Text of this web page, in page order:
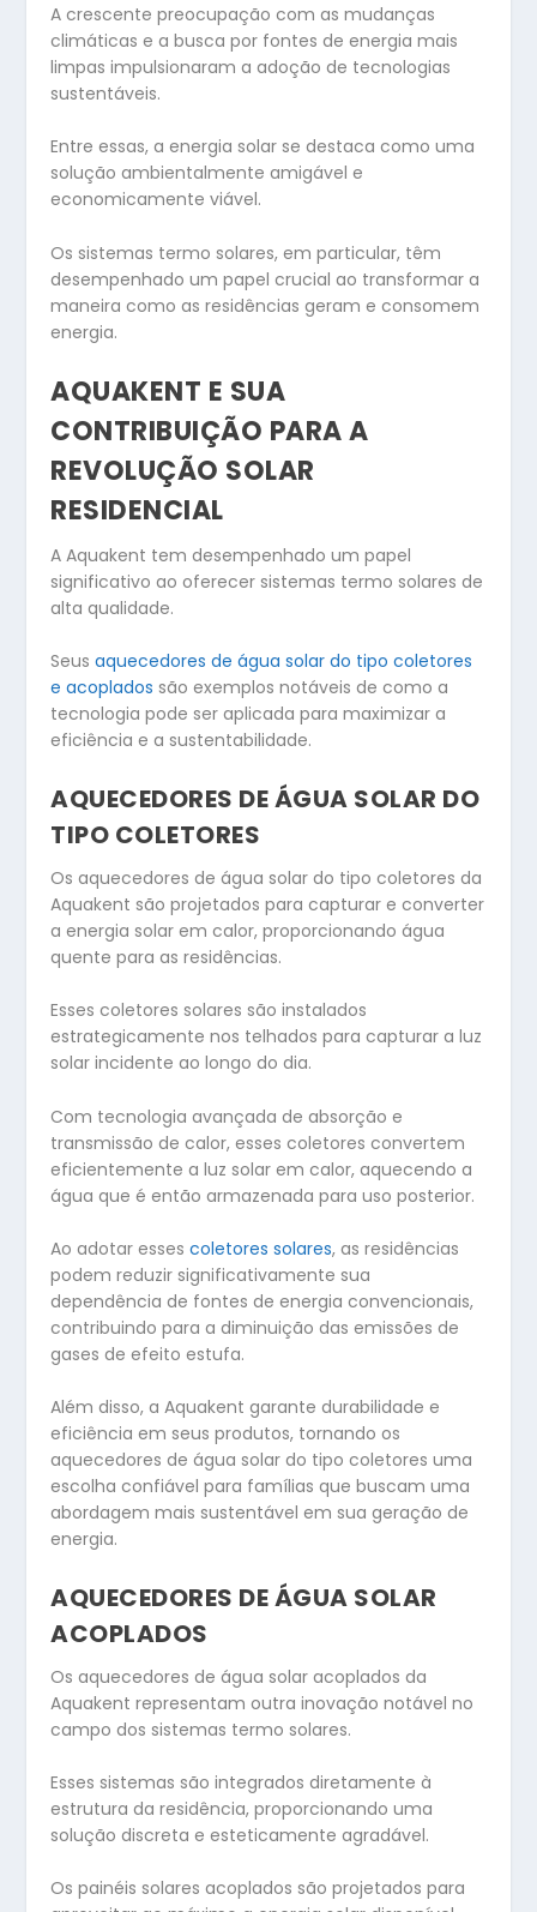
A crescente preocupação com as mudanças
climáticas e a busca por fontes de energia mais
limpas impulsionaram a adoção de tecnologias
sustentáveis.
Entre essas, a energia solar se destaca como uma
solução ambientalmente amigável e
economicamente viável.
Os sistemas termo solares, em particular, têm
desempenhado um papel crucial ao transformar a
maneira como as residências geram e consomem
energia.
AQUAKENT E SUA
CONTRIBUIÇÃO PARA A
REVOLUÇÃO SOLAR
RESIDENCIAL
A Aquakent tem desempenhado um papel
significativo ao oferecer sistemas termo solares de
alta qualidade.
Seusaquecedores de água solar do tipo coletores
e acoplados são exemplos notáveis de como a
tecnologia pode ser aplicada para maximizar a
eficiência e a sustentabilidade.
AQUECEDORES DE ÁGUA SOLAR DO
TIPO COLETORES
Os aquecedores de água solar do tipo coletores da
Aquakent são projetados para capturar e converter
a energia solar em calor, proporcionando água
quente para as residências.
Esses coletores solares são instalados
estrategicamente nos telhados para capturar a luz
solar incidente ao longo do dia.
Com tecnologia avançada de absorção e
transmissão de calor, esses coletores convertem
eficientemente a luz solar em calor, aquecendo a
água que é então armazenada para uso posterior.
Ao adotar essescoletores solares, as residências
podem reduzir significativamente sua
dependência de fontes de energia convencionais,
contribuindo para a diminuição das emissões de
gases de efeito estufa.
Além disso, a Aquakent garante durabilidade e
eficiência em seus produtos, tornando os
aquecedores de água solar do tipo coletores uma
escolha confiável para famílias que buscam uma
abordagem mais sustentável em sua geração de
energia.
AQUECEDORES DE ÁGUA SOLAR
ACOPLADOS
Os aquecedores de água solar acoplados da
Aquakent representam outra inovação notável no
campo dos sistemas termo solares.
Esses sistemas são integrados diretamente à
estrutura da residência, proporcionando uma
solução discreta e esteticamente agradável.
Os painéis solares acoplados são projetados para